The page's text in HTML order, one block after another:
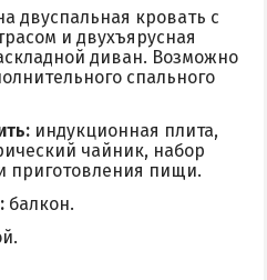
двуспальная кровать с
и двухъярусная
диван. Возможно
спального
индукционная плита,
чайник, набор
приготовления пищи.
балкон.